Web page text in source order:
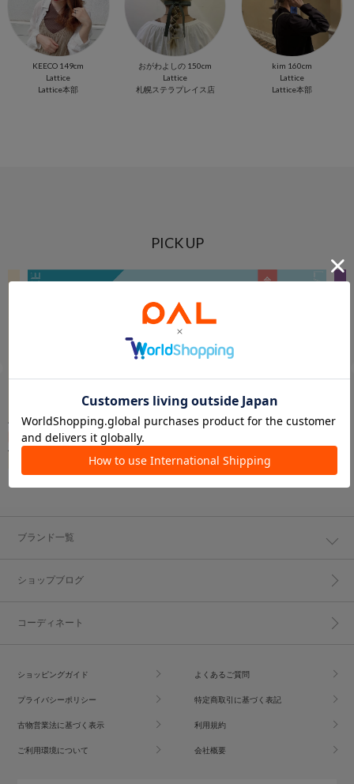
KEECO 149cm
Lattice
Lattice本部
おがわよしの 150cm
Lattice
札幌ステラプレイス店
kim 160cm
Lattice
Lattice本部
PICK UP
ブランド一覧
ショップブログ
コーディネート
ショッピングガイド よくあるご質問
プライバシーポリシー 特定商取引に基づく表記
古物営業法に基づく表示 利用規約
ご利用環境について 会社概要